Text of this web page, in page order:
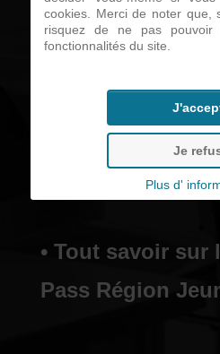
stages
• Télécharger
de stage
• Tout savoir sur
Pass Région
cookies. Merci de noter que,
risquez de ne pas pouvoir
fonctionnalités du site.
Je
Plus d'